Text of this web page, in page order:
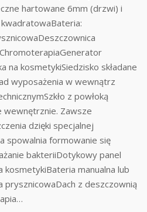
hartowane 6mm (drzwi) i
na kosmetykiSiedzisko składane
wyposażenia w wewnątrz
z powłoką
wewnętrznie. Zawsze
dzięki specjalnej
spowalnia formowanie się
bakteriiDotykowy panel
kosmetykiBateria manualna lub
prysznicowaDach z deszczownią